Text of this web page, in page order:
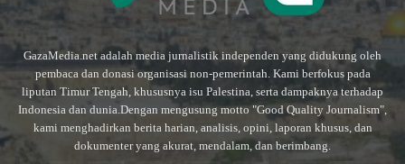
GazaMedia.net adalah media jurnalistik independen yang didukung oleh
pembaca dan donasi organisasi non-pemerintah. Kami berfokus pada
liputan Timur Tengah, khususnya isu Palestina, serta dampaknya terhadap
Indonesia dan dunia.Dengan mengusung motto "Good Quality Journalism",
kami menghadirkan berita harian, analisis, opini, laporan khusus, dan
dokumenter yang akurat, mendalam, dan berimbang.